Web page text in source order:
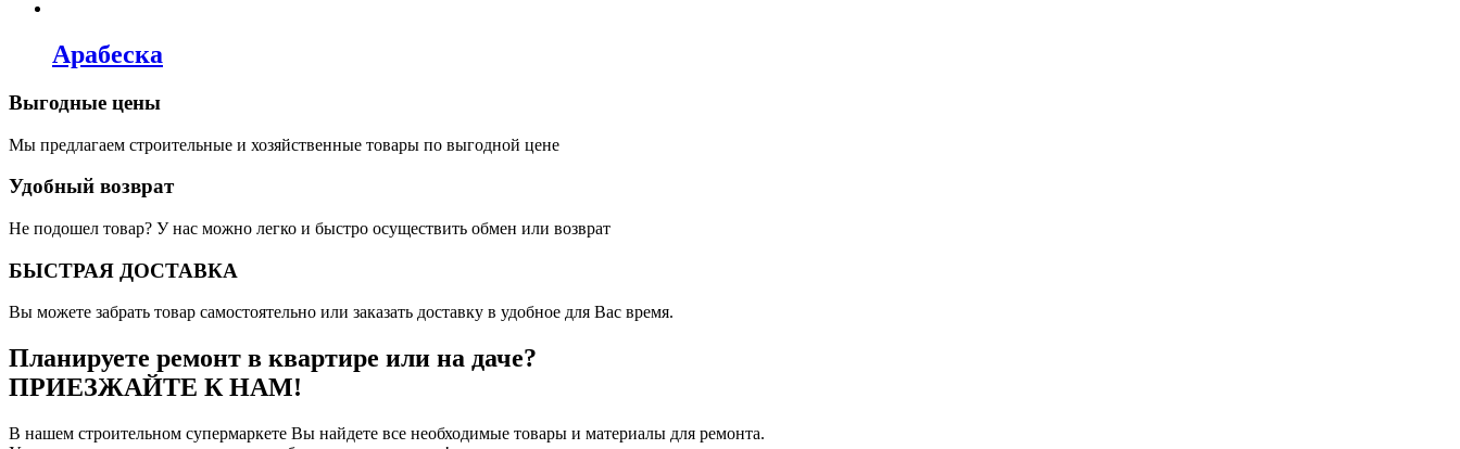
Арабеска
Выгодные цены
Мы предлагаем строительные и хозяйственные товары по выгодной цене
Удобный возврат
Не подошел товар? У нас можно легко и быстро осуществить обмен или возврат
БЫСТРАЯ ДОСТАВКА
Вы можете забрать товар самостоятельно или заказать доставку в удобное для Вас время.
Планируете ремонт в квартире или на даче?
ПРИЕЗЖАЙТЕ К НАМ!
В нашем строительном супермаркете Вы найдете все необходимые товары и материалы для ремонта.